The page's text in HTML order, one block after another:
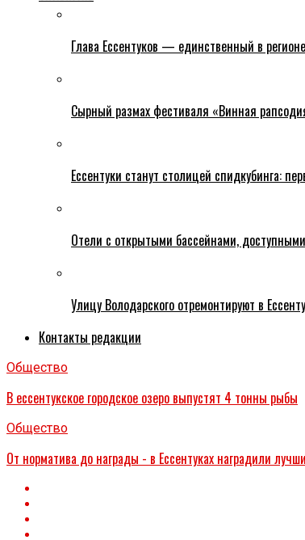
Глава Ессентуков — единственный в
Сырный размах фестиваля «Винная
Ессентуки станут столицей спидкубинга:
Отели с открытыми бассейнами,
Улицу Володарского отремонтируют в
Контакты редакции
Общество
В ессентукское городское озеро выпустят 4 тонны рыбы
Общество
От норматива до награды - в Ессентуках наградили